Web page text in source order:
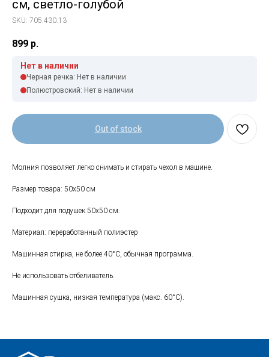
см, светло-голубой
SKU: 705.430.13
899 р.
Нет в наличии
Черная речка: Нет в наличии
Полюстровский: Нет в наличии
Out of stock
Молния позволяет легко снимать и стирать чехол в машине.
Размер товара: 50х50 см
Подходит для подушек 50х50 см.
Материал: переработанный полиэстер
Машинная стирка, не более 40°C, обычная программа.
Не использовать отбеливатель.
Машинная сушка, низкая температура (макс. 60°C).
Каталог
Мебель
Хранение и порядок
Разное
Скидки и акции
О нас
Соцсети:
+7 (903) 969-57-59
Свяжитесь с нами
Сервис